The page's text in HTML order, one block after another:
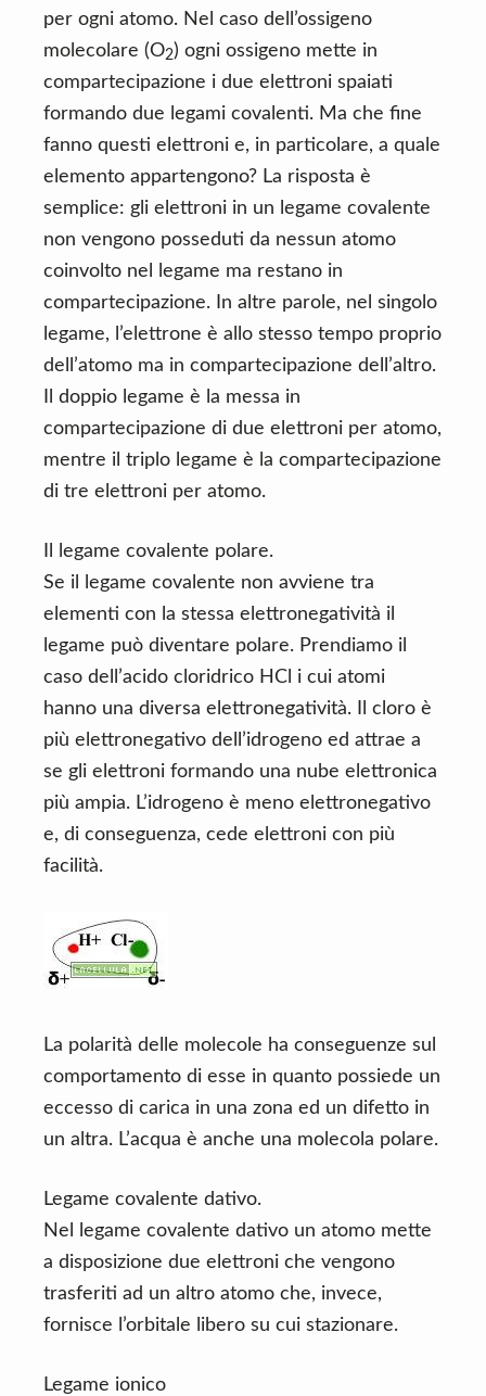
per ogni atomo. Nel caso dell’ossigeno
molecolare (O2) ogni ossigeno mette in
compartecipazione i due elettroni spaiati
formando due legami covalenti. Ma che fine
fanno questi elettroni e, in particolare, a quale
elemento appartengono? La risposta è
semplice: gli elettroni in un legame covalente
non vengono posseduti da nessun atomo
coinvolto nel legame ma restano in
compartecipazione. In altre parole, nel singolo
legame, l’elettrone è allo stesso tempo proprio
dell’atomo ma in compartecipazione dell’altro.
Il doppio legame è la messa in
compartecipazione di due elettroni per atomo,
mentre il triplo legame è la compartecipazione
di tre elettroni per atomo.
Il legame covalente polare.
Se il legame covalente non avviene tra
elementi con la stessa elettronegatività il
legame può diventare polare. Prendiamo il
caso dell’acido cloridrico HCl i cui atomi
hanno una diversa elettronegatività. Il cloro è
più elettronegativo dell’idrogeno ed attrae a
se gli elettroni formando una nube elettronica
più ampia. L’idrogeno è meno elettronegativo
e, di conseguenza, cede elettroni con più
facilità.
La polarità delle molecole ha conseguenze sul
comportamento di esse in quanto possiede un
eccesso di carica in una zona ed un difetto in
un altra. L’acqua è anche una molecola polare.
Legame covalente dativo.
Nel legame covalente dativo un atomo mette
a disposizione due elettroni che vengono
trasferiti ad un altro atomo che, invece,
fornisce l’orbitale libero su cui stazionare.
Legame ionico